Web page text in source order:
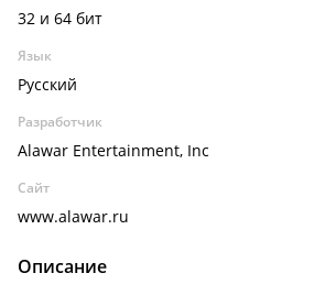
32 и 64 бит
Язык
Русский
Разработчик
Alawar Entertainment, Inc
Сайт
www.alawar.ru
Описание